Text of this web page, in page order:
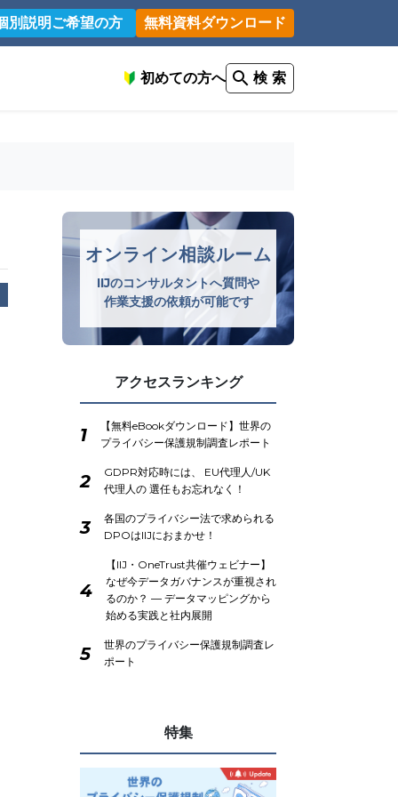
別説明ご希望の方 無料資料ダウンロード
初めての方へ 検 索
オンライン相談ルーム
IIJのコンサルタントへ質問や
作業支援の依頼が可能です
アクセスランキング
1
【無料eBookダウンロード】世界の
プライバシー保護規制調査レポート
2
GDPR対応時には、 EU代理人/UK
代理人の 選任もお忘れなく！
3
各国のプライバシー法で求められる
DPOはIIJにおまかせ！
4
【IIJ・OneTrust共催ウェビナー】
なぜ今データガバナンスが重視され
るのか？ ― データマッピングから
始める実践と社内展開
5
世界のプライバシー保護規制調査レ
ポート
特集